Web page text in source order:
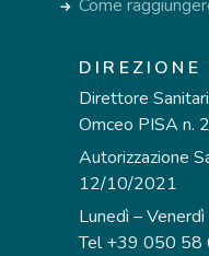
Come
Direttore
Omceo PISA n.
Autorizzazione
12/10/2021
Lunedì –
Tel +39 050 58